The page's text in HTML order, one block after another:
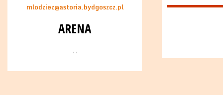
mlodziez@astoria.bydgoszcz.pl
ARENA
, ,